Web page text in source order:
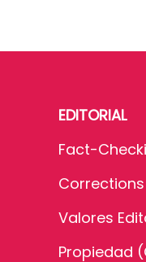
EDITORIAL
Fact-
Valores
Propiedad